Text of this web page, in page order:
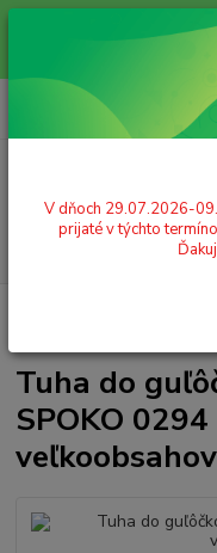
Milí zákazníci! V dňoch
Objednávky prijaté v týchto
Ďakujeme
+421 908 755 958
Po. - Pia. od 9:00 hod. - 16:00 hod.
pera SPOKO 0294 modrá
Tuha do
SPOKO
V dňoch 29.07.2026-
prijaté v týchto